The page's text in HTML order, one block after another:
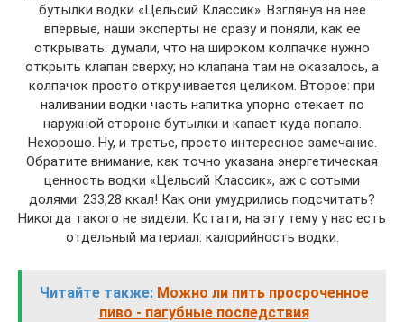
бутылки водки «Цельсий Классик». Взглянув на нее
впервые, наши эксперты не сразу и поняли, как ее
открывать: думали, что на широком колпачке нужно
открыть клапан сверху; но клапана там не оказалось, а
колпачок просто откручивается целиком. Второе: при
наливании водки часть напитка упорно стекает по
наружной стороне бутылки и капает куда попало.
Нехорошо. Ну, и третье, просто интересное замечание.
Обратите внимание, как точно указана энергетическая
ценность водки «Цельсий Классик», аж с сотыми
долями: 233,28 ккал! Как они умудрились подсчитать?
Никогда такого не видели. Кстати, на эту тему у нас есть
отдельный материал: калорийность водки.
Читайте также: Можно ли пить просроченное
пиво - пагубные последствия